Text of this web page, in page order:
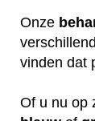
Onze
vinden dat
Of u nu op